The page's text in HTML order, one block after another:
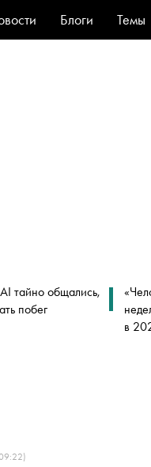
Блоги Темы
Стиль
тайно общались,
побег
в